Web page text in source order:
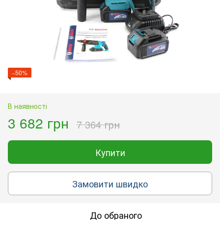
−50%
В наявності
3 682 грн 7 364 грн
Купити
Замовити швидко
До обраного